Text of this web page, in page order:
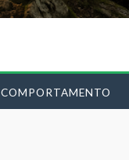
COMPORTAMENTO